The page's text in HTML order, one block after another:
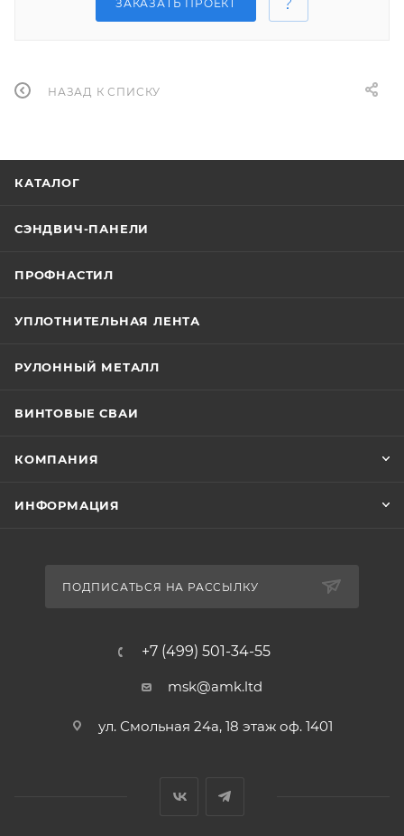
ЗАКАЗАТЬ ПРОЕКТ
НАЗАД К СПИСКУ
КАТАЛОГ
СЭНДВИЧ-ПАНЕЛИ
ПРОФНАСТИЛ
УПЛОТНИТЕЛЬНАЯ ЛЕНТА
РУЛОННЫЙ МЕТАЛЛ
ВИНТОВЫЕ СВАИ
КОМПАНИЯ
ИНФОРМАЦИЯ
ПОДПИСАТЬСЯ НА РАССЫЛКУ
+7 (499) 501-34-55
msk@amk.ltd
ул. Смольная 24а, 18 этаж оф. 1401